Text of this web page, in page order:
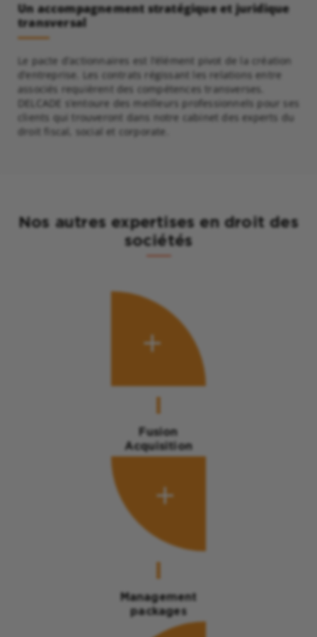
Un accompagnement stratégique et juridique
transversal
Le pacte d’actionnaires est l’élément pivot de la création
d’entreprise. Les contrats régissant les relations entre
associés requièrent des compétences transverses.
DELCADE s’entoure des meilleurs professionnels pour ses
clients qui trouveront dans notre cabinet des experts du
droit fiscal, social et corporate.
Nos autres expertises en droit des
sociétés
Fusion
Acquisition
Management
packages